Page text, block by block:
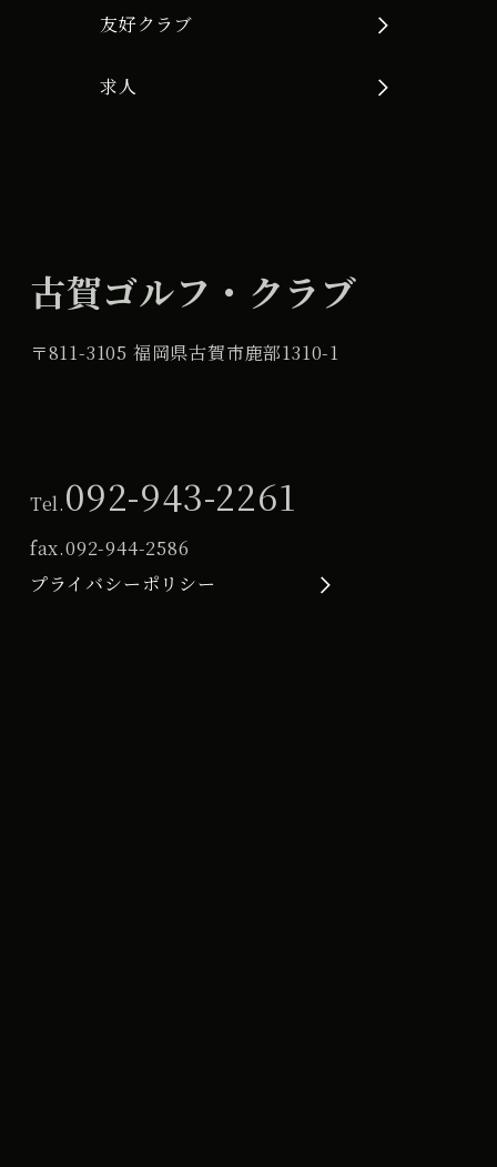
友好クラブ
求人
古賀ゴルフ・クラブ
〒811-3105 福岡県古賀市鹿部1310-1
Tel.092-943-2261
fax.092-944-2586
プライバシーポリシー